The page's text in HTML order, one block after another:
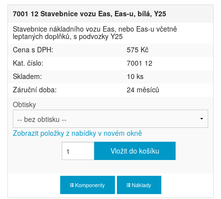
7001 12 Stavebnice vozu Eas, Eas-u, bílá, Y25
Stavebnice nákladního vozu Eas, nebo Eas-u včetně
leptaných doplňků, s podvozky Y25
Cena s DPH:
575 Kč
Kat. číslo:
7001 12
Skladem:
10 ks
Záruční doba:
24 měsíců
Obtisky
Zobrazit položky z nabídky v novém okně
Vložit do košíku
Komponenty Náklady